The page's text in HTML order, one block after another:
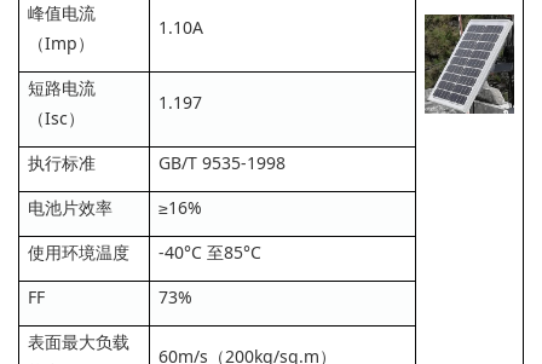
峰值电流
（Imp）
1.10A
短路电流
（Isc）
1.197
执行标准
GB/T 9535-1998
电池片效率
≥16%
使用环境温度
-40°C 至85°C
FF
73%
表面最大负载
60m/s（200kg/sq.m）